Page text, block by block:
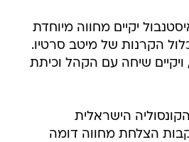
יקיים מחווה מיוחדת
הקרנות של מיטב סרטיו.
שיחה עם הקהל וכיתת
הישראלית
הצלחת מחווה דומה